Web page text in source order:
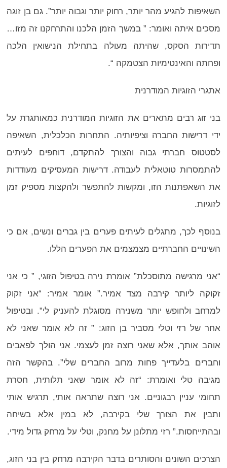
השאיפות להגיע מהר יותר, רחוק יותר וגבוה יותר”. גם בן זוגה
מסכים איתה ואומר: ” במשך הזמן הלכנו והתרחקנו זה מזו…
תדירות הסקס, שהיתה מעולה בתחילת הנישואין הלכה
ופחתה והאינטימיות הצטמקה “.
אתגרי הזוגיות המודרנית
בני זוג רבים מתארים את הזוגיות המודרנית כמאותגרת על
ידי דרישות החברה וציפיותיה. התחרות הכלכלית, השאיפה
לסטטוס חברתי גבוה והצורך להתקדם, דוחפים לעיתים
להתמסרות טוטאלית לעבודה. דרישות המעסיקים מעודדות
את השאפתנות הזו, ומקשות להתפשר ולהקצות מספיק זמן
לזוגיות.
בנוסף לכך, מתגלים לעיתים פערים בין גברים ונשים, אם כי
השינויים החברתיים מצמצמים את הפערים הללו.
“אני מרגישה מתוסכלת” אומרת נירה בטיפול הזוגי, ” כי אני
זקוקה ליותר קירבה מצד אמיר.” אומר אמיר: “אני זקוק
למרחב ולחופש יותר משנירה מסוגלת להעניק לי”. ובטיפול
אחר של רזי וטלי מסביר בן הזוג: ” זה לא אומר שאני לא
אוהב אותך, אלא שאני רוצה זמן לעצמי. אני הולך לפאבים
וחברים בלעדייך פחות מרוב החברים שלי”. בהקשר הזה
מגיבה טלי ואומרת: “זה לא אומר שאני תלותית, חסרת
תחומי עניין רבגוניים. אני רוצה שתראה אותי, תרגיש אותי
ותבין את הצורך שלי בקירבה, לא במין אלא בשיחה
ובהתייחסות.” רזי מתלונן על מחנק, וטלי על מרחק גדול מידי.
הצרכים השונים והסותרים בדבר הקירבה מרחק בין בני הזוג,